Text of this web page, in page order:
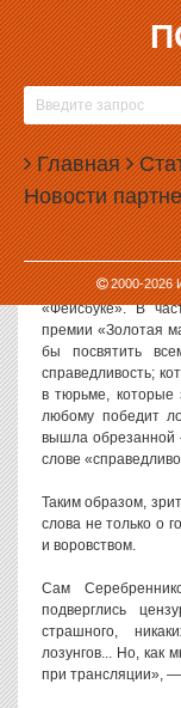
Главная
Новости
2000-2026
17.04.2012, 13:58
ТЕЛЕКАНАЛ
ПРАВДУ
Телеканал
Серебренникова,
победит ложь.
Об этом факте
«Фейсбуке». В
премии «Золотая
бы посвятить
справедливость;
в тюрьме, которые
любому победит
вышла обрезанной
слове
Таким образом,
слова не только о
и воровством.
Сам
подверглись
страшного,
лозунгов... Но, как
при трансляции»,